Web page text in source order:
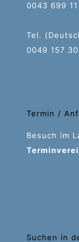
0043 699 11
Tel.
0049 157
Termin /
Besuch im
Suchen in